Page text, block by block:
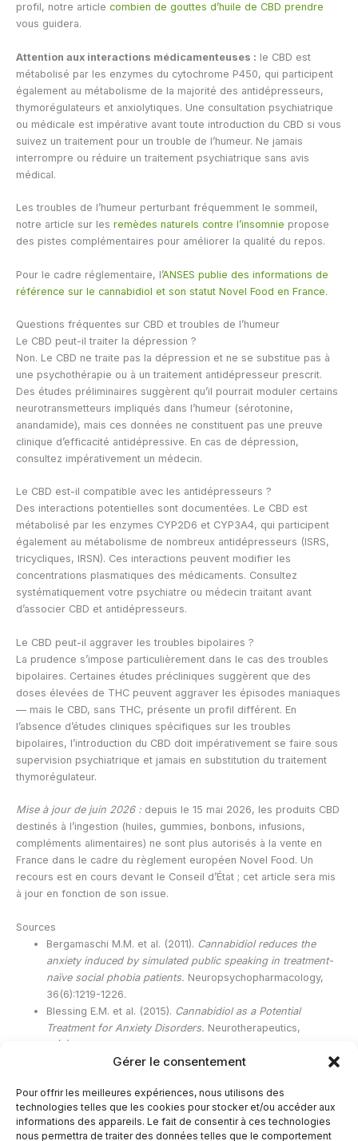
Gérer le consentement
Pour offrir les meilleures expériences, nous utilisons des
technologies telles que les cookies pour stocker et/ou accéder aux
informations des appareils. Le fait de consentir à ces technologies
nous permettra de traiter des données telles que le comportement
profil, notre article combien de gouttes d’huile de CBD prendre
vous guidera.
Attention aux interactions médicamenteuses : le CBD est
métabolisé par les enzymes du cytochrome P450, qui participent
également au métabolisme de la majorité des antidépresseurs,
thymorégulateurs et anxiolytiques. Une consultation psychiatrique
ou médicale est impérative avant toute introduction du CBD si vous
suivez un traitement pour un trouble de l’humeur. Ne jamais
interrompre ou réduire un traitement psychiatrique sans avis
médical.
Les troubles de l’humeur perturbant fréquemment le sommeil,
notre article sur les remèdes naturels contre l’insomnie propose
des pistes complémentaires pour améliorer la qualité du repos.
Pour le cadre réglementaire, l’ANSES publie des informations de
référence sur le cannabidiol et son statut Novel Food en France.
Questions fréquentes sur CBD et troubles de l’humeur
Le CBD peut-il traiter la dépression ?
Non. Le CBD ne traite pas la dépression et ne se substitue pas à
une psychothérapie ou à un traitement antidépresseur prescrit.
Des études préliminaires suggèrent qu’il pourrait moduler certains
neurotransmetteurs impliqués dans l’humeur (sérotonine,
anandamide), mais ces données ne constituent pas une preuve
clinique d’efficacité antidépressive. En cas de dépression,
consultez impérativement un médecin.
Le CBD est-il compatible avec les antidépresseurs ?
Des interactions potentielles sont documentées. Le CBD est
métabolisé par les enzymes CYP2D6 et CYP3A4, qui participent
également au métabolisme de nombreux antidépresseurs (ISRS,
tricycliques, IRSN). Ces interactions peuvent modifier les
concentrations plasmatiques des médicaments. Consultez
systématiquement votre psychiatre ou médecin traitant avant
d’associer CBD et antidépresseurs.
Le CBD peut-il aggraver les troubles bipolaires ?
La prudence s’impose particulièrement dans le cas des troubles
bipolaires. Certaines études précliniques suggèrent que des
doses élevées de THC peuvent aggraver les épisodes maniaques
— mais le CBD, sans THC, présente un profil différent. En
l’absence d’études cliniques spécifiques sur les troubles
bipolaires, l’introduction du CBD doit impérativement se faire sous
supervision psychiatrique et jamais en substitution du traitement
thymorégulateur.
Mise à jour de juin 2026 : depuis le 15 mai 2026, les produits CBD
destinés à l’ingestion (huiles, gummies, bonbons, infusions,
compléments alimentaires) ne sont plus autorisés à la vente en
France dans le cadre du règlement européen Novel Food. Un
recours est en cours devant le Conseil d’État ; cet article sera mis
à jour en fonction de son issue.
Sources
Bergamaschi M.M. et al. (2011). Cannabidiol reduces the
anxiety induced by simulated public speaking in treatment-
naïve social phobia patients. Neuropsychopharmacology,
36(6):1219-1226.
Blessing E.M. et al. (2015). Cannabidiol as a Potential
Treatment for Anxiety Disorders. Neurotherapeutics,
12(4):825-836.
Mouslech Z. & Valla V. (2009).Endocannabinoid system: An
Endocrinol Lett.
ANSES.Le CBD (cannabidiol).anses.fr